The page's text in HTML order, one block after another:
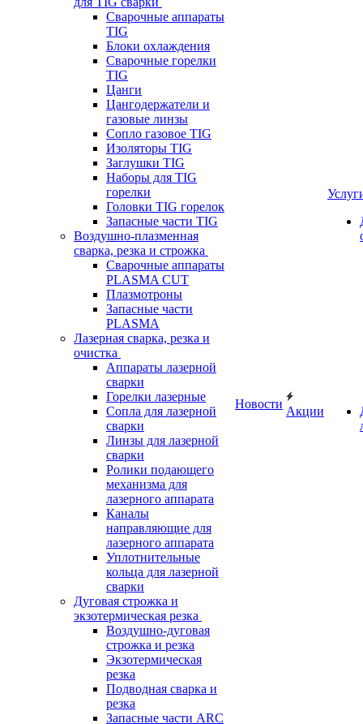
Сварочные аппараты
TIG
Блоки охлаждения
Сварочные горелки
TIG
Цанги
Цангодержатели и
газовые линзы
Сопло газовое TIG
Изоляторы TIG
Заглушки TIG
Наборы для TIG
горелки
Головки TIG горелок
Запасные части TIG
Воздушно-плазменная
сварка, резка и строжка
Сварочные аппараты
PLASMA CUT
Плазмотроны
Запасные части
PLASMA
Лазерная сварка, резка и
очистка
Аппараты лазерной
сварки
Горелки лазерные
Сопла для лазерной
сварки
Линзы для лазерной
сварки
Ролики подающего
механизма для
лазерного аппарата
Каналы
направляющие для
лазерного аппарата
Уплотнительные
кольца для лазерной
сварки
Дуговая строжка и
экзотермическая резка
Воздушно-дуговая
строжка и резка
Экзотермическая
резка
Подводная сварка и
резка
Запасные части ARC
Новости
Акции